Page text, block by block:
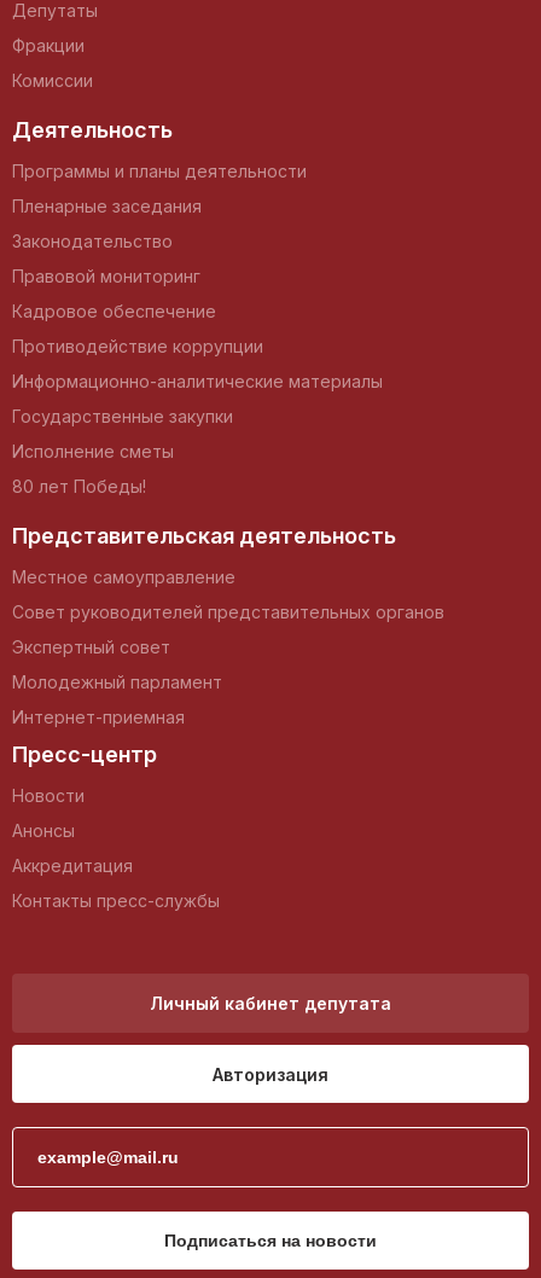
Депутаты
Фракции
Комиссии
Деятельность
Программы и планы деятельности
Пленарные заседания
Законодательство
Правовой мониторинг
Кадровое обеспечение
Противодействие коррупции
Информационно-аналитические материалы
Государственные закупки
Исполнение сметы
80 лет Победы!
Представительская деятельность
Местное самоуправление
Совет руководителей представительных органов
Экспертный совет
Молодежный парламент
Интернет-приемная
Пресс-центр
Новости
Анонсы
Аккредитация
Контакты пресс-службы
Личный кабинет депутата
Авторизация
Подписаться на новости